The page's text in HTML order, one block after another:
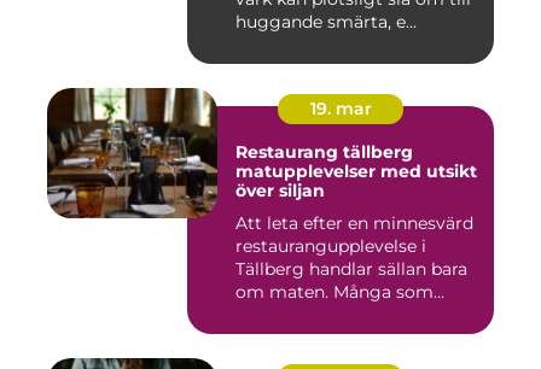
huggande smärta, e...
19. mar
Restaurang tällberg
matupplevelser med utsikt
över siljan
Att leta efter en minnesvärd
restaurangupplevelse i
Tällberg handlar sällan bara
om maten. Många som...